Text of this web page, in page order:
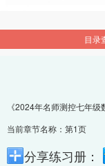
目录
《2024年名师测控七年级
当前章节名称：第1页
分享练习册：